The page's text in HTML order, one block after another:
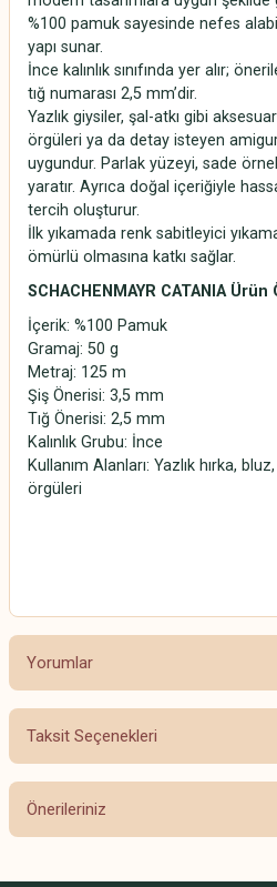
%100 pamuk sayesinde nefes
yapı sunar.
İnce kalınlık sınıfında yer alır;
tığ numarası 2,5 mm’dir.
Yazlık giysiler, şal-atkı gibi
örgüleri ya da detay isteyen
uygundur. Parlak yüzeyi, sade
yaratır. Ayrıca doğal içeriğiyle
tercih oluşturur.
İlk yıkamada renk sabitleyici
ömürlü olmasına katkı sağlar.
SCHACHENMAYR CATANIA
İçerik: %100 Pamuk
Gramaj: 50 g
Metraj: 125 m
Şiş Önerisi: 3,5 mm
Tığ Önerisi: 2,5 mm
Kalınlık Grubu: İnce
Kullanım Alanları: Yazlık hırka,
örgüleri
Yorumlar
Bu ürüne ilk
Taksit Seçenekleri
Önerileriniz